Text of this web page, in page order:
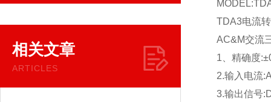
相关文章
ARTICLES
TDA3电流
AC&M交流
1、精确度
2.输入电流
3.输出信号